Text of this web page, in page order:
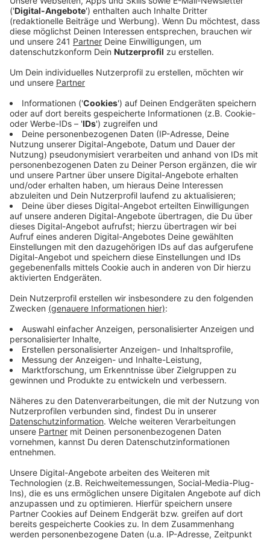
Veröffentlicht:Donnerstag, 16.11.2023 09:44
Anzeige
Bei einer Herzinsuffizient
Lage, den Körper ausreichend mit Blut und deshalb
auch mit lebenswichtigem Sauerstoff zu versorgen.
Diese Erkrankung war auch landesweit die häufigste
Diagnose in den Kliniken. Die Zweithäufigste war
Vorhofflimmern.
Bei uns in Leverkusen waren aber auch Hirninfarkte
nicht selten vertreten. Konkret wurden die rund 540
Mal diagnostiziert und das etwas häufiger bei Frauen
als bei Männern. Die häufigste Form von
Schlaganfällen war letztes Jahr die dritthäufigste
Diagnose in den Leverkusener Krankenhäusern.
Anzeige
Weitere Meldungen aus Leverkusen
Anzeige
Schwimm-Tarife in Leverkusen sollen steigen
Leverkusen: EU-Kommission berät über Glyphosat-
Zulassung
Bahnstreik: Auswirkungen für Bahnpendler in
Anzeige